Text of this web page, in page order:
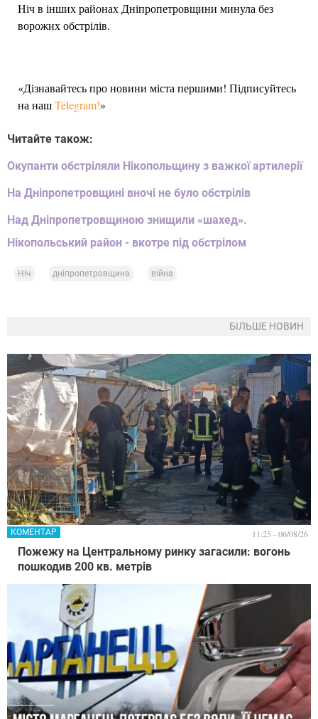
Ніч в інших районах Дніпропетровщини минула без
ворожих обстрілів.
«Дізнавайтесь про новини міста першими! Підписуйтесь
на нашTelegram!»
Читайте також:
Окупанти обстріляли Нікопольщину з важкої артилерії
На Дніпропетровщині вночі не було обстрілів
Над Дніпропетровщиною знищили «шахед».
Нікопольський район - вкотре під обстрілом
Ніч дніпропетровщина війна
БІЛЬШЕ НОВИН
Пожежу на Центральному ринку загасили: вогонь
пошкодив 200 кв. метрів
КОМЕНТАР 11:25 - 06/08/26